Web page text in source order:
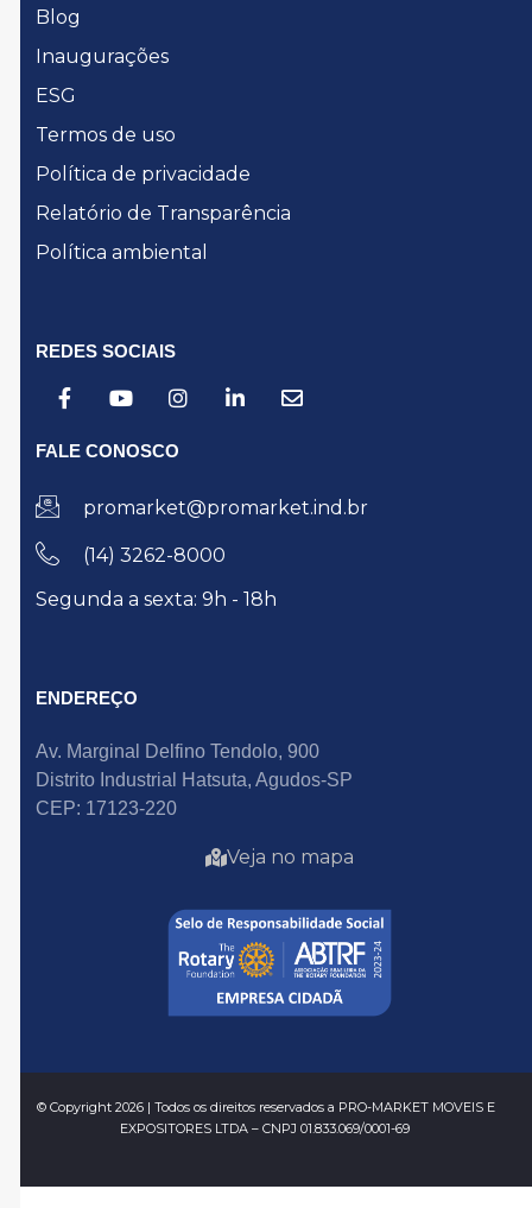
Blog
Inaugurações
ESG
Termos de uso
Política de privacidade
Relatório de Transparência
Política ambiental
REDES SOCIAIS
FALE CONOSCO
promarket@promarket.ind.br
(14) 3262-8000
Segunda a sexta: 9h - 18h
ENDEREÇO
Av. Marginal Delfino Tendolo, 900
Distrito Industrial Hatsuta, Agudos-SP
CEP: 17123-220
Veja no mapa
© Copyright 2026 | Todos os direitos reservados a PRO-MARKET MOVEIS E
EXPOSITORES LTDA – CNPJ 01.833.069/0001-69